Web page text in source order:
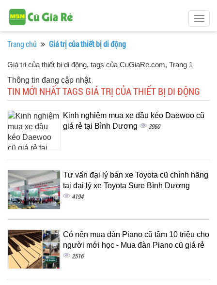
Trang chủ Giá trị của thiết bị di động
Giá trị của thiết bị di động, tags của CuGiaRe.com, Trang 1
Thông tin đang cập nhật
TIN MỚI NHẤT TAGS GIÁ TRỊ CỦA THIẾT BỊ DI ĐỘNG
Kinh nghiệm mua xe đầu kéo Daewoo cũ
giá rẻ tại Bình Dương
3960
Tư vấn đại lý bán xe Toyota cũ chính hãng
tại đại lý xe Toyota Sure Bình Dương
4194
Có nên mua đàn Piano cũ tầm 10 triệu cho
người mới học - Mua đàn Piano cũ giá rẻ
2516